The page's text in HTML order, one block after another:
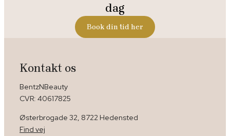
dag​
Book din tid her
Kontakt os
BentzNBeauty
CVR​: 40617825
Østerbrogade 32, 8722 Hedensted
Find vej​